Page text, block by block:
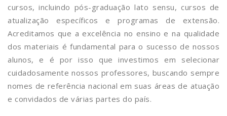
cursos, incluindo pós-graduação lato sensu, cursos de
atualização específicos e programas de extensão.
Acreditamos que a excelência no ensino e na qualidade
dos materiais é fundamental para o sucesso de nossos
alunos, e é por isso que investimos em selecionar
cuidadosamente nossos professores, buscando sempre
nomes de referência nacional em suas áreas de atuação
e convidados de várias partes do país.